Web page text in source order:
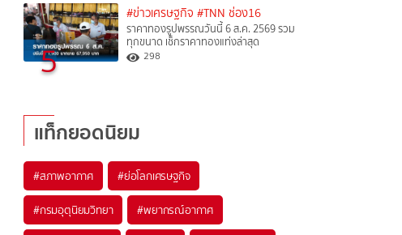
5
#ข่าวเศรษฐกิจ #TNN ช่อง16
ราคาทองรูปพรรณวันนี้ 6 ส.ค. 2569 รวม
ทุกขนาด เช็กราคาทองแท่งล่าสุด
298
แท็กยอดนิยม
#สภาพอากาศ #ย่อโลกเศรษฐกิจ
#กรมอุตุนิยมวิทยา #พยากรณ์อากาศ